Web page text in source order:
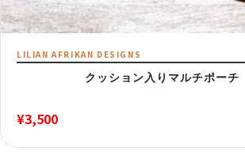
LILIAN AFRIKAN DESIGNS
クッション入りマルチポーチ
¥3,500